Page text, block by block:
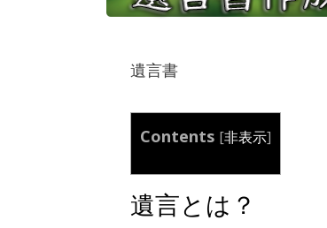
遺言書
Contents [非表示]
遺言とは？